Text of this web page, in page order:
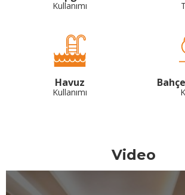
Kullanımı
Havuz
Kullanımı
Video